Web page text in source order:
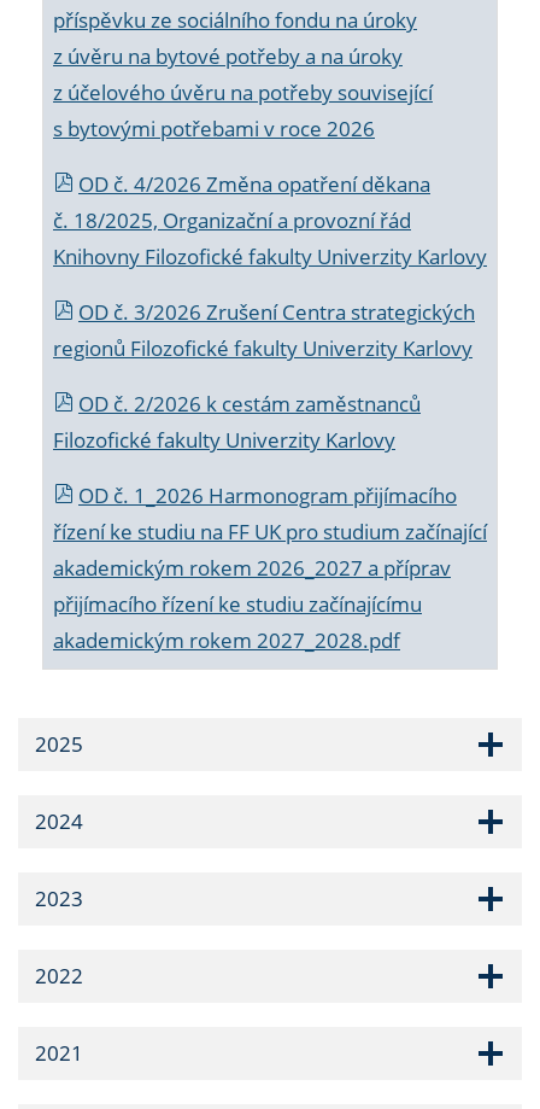
příspěvku ze sociálního fondu na úroky
z úvěru na bytové potřeby a na úroky
z účelového úvěru na potřeby související
s bytovými potřebami v roce 2026
OD č. 4/2026 Změna opatření děkana
č. 18/2025, Organizační a provozní řád
Knihovny Filozofické fakulty Univerzity Karlovy
OD č. 3/2026 Zrušení Centra strategických
regionů Filozofické fakulty Univerzity Karlovy
OD č. 2/2026 k cestám zaměstnanců
Filozofické fakulty Univerzity Karlovy
OD č. 1_2026 Harmonogram přijímacího
řízení ke studiu na FF UK pro studium začínající
akademickým rokem 2026_2027 a příprav
přijímacího řízení ke studiu začínajícímu
akademickým rokem 2027_2028.pdf
2025
2024
2023
2022
2021